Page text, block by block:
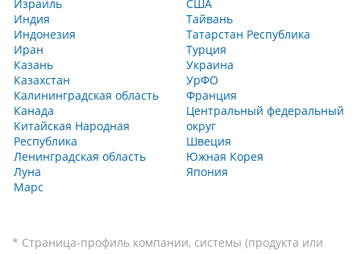
Израиль
Индия
Индонезия
Иран
Казань
Казахстан
Калининградская область
Канада
Китайская Народная
Республика
Ленинградская область
Луна
Марс
США
Тайвань
Татарстан Республика
Турция
Украина
УрФО
Франция
Центральный федеральный
округ
Швеция
Южная Корея
Япония
* Страница-профиль компании, системы (продукта или